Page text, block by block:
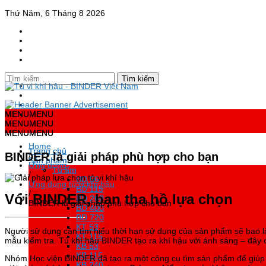
Thứ Năm, 6 Tháng 8 2026
Tìm
kiếm
cho:
BINDER VIỆT NAM
Đại lý chính thức Binder tại Việt Nam – Tủ vi khí hậu, Tủ sấy, Tủ ấm
MENUMENU
MENUMENU
MENUMENU
Trang chủ
Sản phẩm
Tủ ấm
BD 56
BD 115
BD 260
BD 400
BD 720
KT 53
KT 115
KB 53
KB 115
MENUMENU
MENUMENU
MENUMENU
Trang chủ
Sản phẩm
Tủ ấm
BD 56
BD 115
BD 260
BD 400
BD 720
KT 53
KT 115
KB 53
KB 115
Home
/
Ứng dụng
/
Ứng dụng tủ vi khí hậu
/
BINDER là giải pháp phù hợp cho bạn
BINDER là giải pháp phù hợp cho bạn
VớiBINDER, bạn tha hồ lựa chọn
Người sử dụng cần tìm hiểu thời hạn sử dụng của sản phẩm sẽ bao
mẫu kiểm tra. Tủ khí hậu BINDER tạo ra khí hậu với ánh sáng –
Nhóm Học viện BINDER đã tạo ra một công cụ tìm sản phẩm để